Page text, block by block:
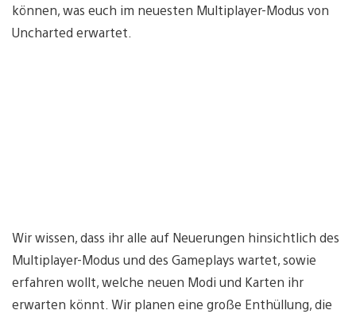
können, was euch im neuesten Multiplayer-Modus von
Uncharted erwartet.
Wir wissen, dass ihr alle auf Neuerungen hinsichtlich des
Multiplayer-Modus und des Gameplays wartet, sowie
erfahren wollt, welche neuen Modi und Karten ihr
erwarten könnt. Wir planen eine große Enthüllung, die